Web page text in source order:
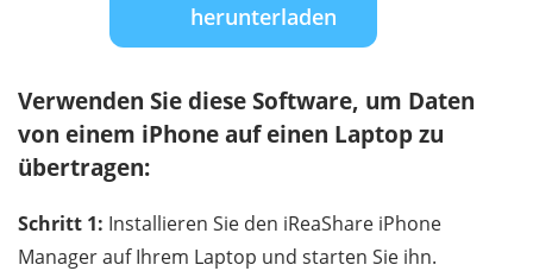
herunterladen
Verwenden Sie diese Software, um Daten
von einem iPhone auf einen Laptop zu
übertragen:
Schritt 1: Installieren Sie den iReaShare iPhone
Manager auf Ihrem Laptop und starten Sie ihn.